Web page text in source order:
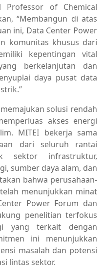
of Chemical
“Membangun di atas
ini, Data Center Power
komunitas khusus dari
kepentingan vital
berkelanjutan dan
daya pusat data
solusi rendah
akses energi
MITEI bekerja sama
dari seluruh rantai
sektor infrastruktur,
sumber daya alam, dan
bahwa perusahaan-
menunjukkan minat
Power Forum dan
penelitian terfokus
yang terkait dengan
ini menunjukkan
masalah dan potensi
lintas sektor.